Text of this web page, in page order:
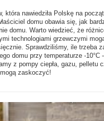
która nawiedziła Polskę na
domu obawia się, jak
domu. Warto wiedzieć, że
technologiami grzewczymi
Sprawdziliśmy, ile trzeba
domu przy temperaturze -10°C
z pompy ciepła, gazu, pelletu
zaskoczyć!